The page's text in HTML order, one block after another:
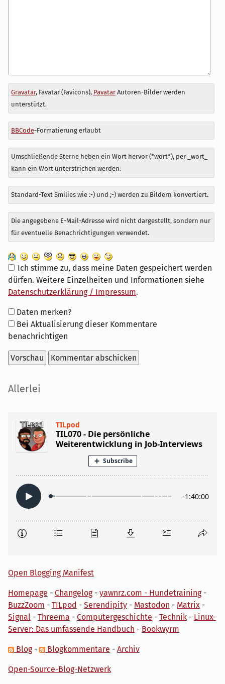
Antwort
zu
Gravatar, Favatar (Favicons), PavatarAutoren-Bilder werden
unterstützt.
BBCode-Formatierung erlaubt
Umschließende Sterne heben ein Wort hervor (*wort*), per _wort_
kann ein Wort unterstrichen werden.
Standard-Text Smilies wie :-) und ;-) werden zu Bildern konvertiert.
Die angegebene E-Mail-Adresse wird nicht dargestellt, sondern nur
für eventuelle Benachrichtigungen verwendet.
Ich stimme zu, dass meine Daten gespeichert werden
dürfen. Weitere Einzelheiten und Informationen siehe
Datenschutzerklärung / Impressum.
Formular-
Optionen
Daten merken?
Bei Aktualisierung dieser Kommentare
benachrichtigen
Seitenleiste
Allerlei
Open Blogging Manifest
Homepage - Changelog- yawnrz.com - Hundetraining-
BuzzZoom - TILpod - Serendipity - Mastodon - Matrix -
Signal - Threema - Computergeschichte - Technik - Linux-
Server: Das umfassende Handbuch - Bookwyrm
Blog- Blogkommentare - Archiv
Open-Source-Blog-Netzwerk